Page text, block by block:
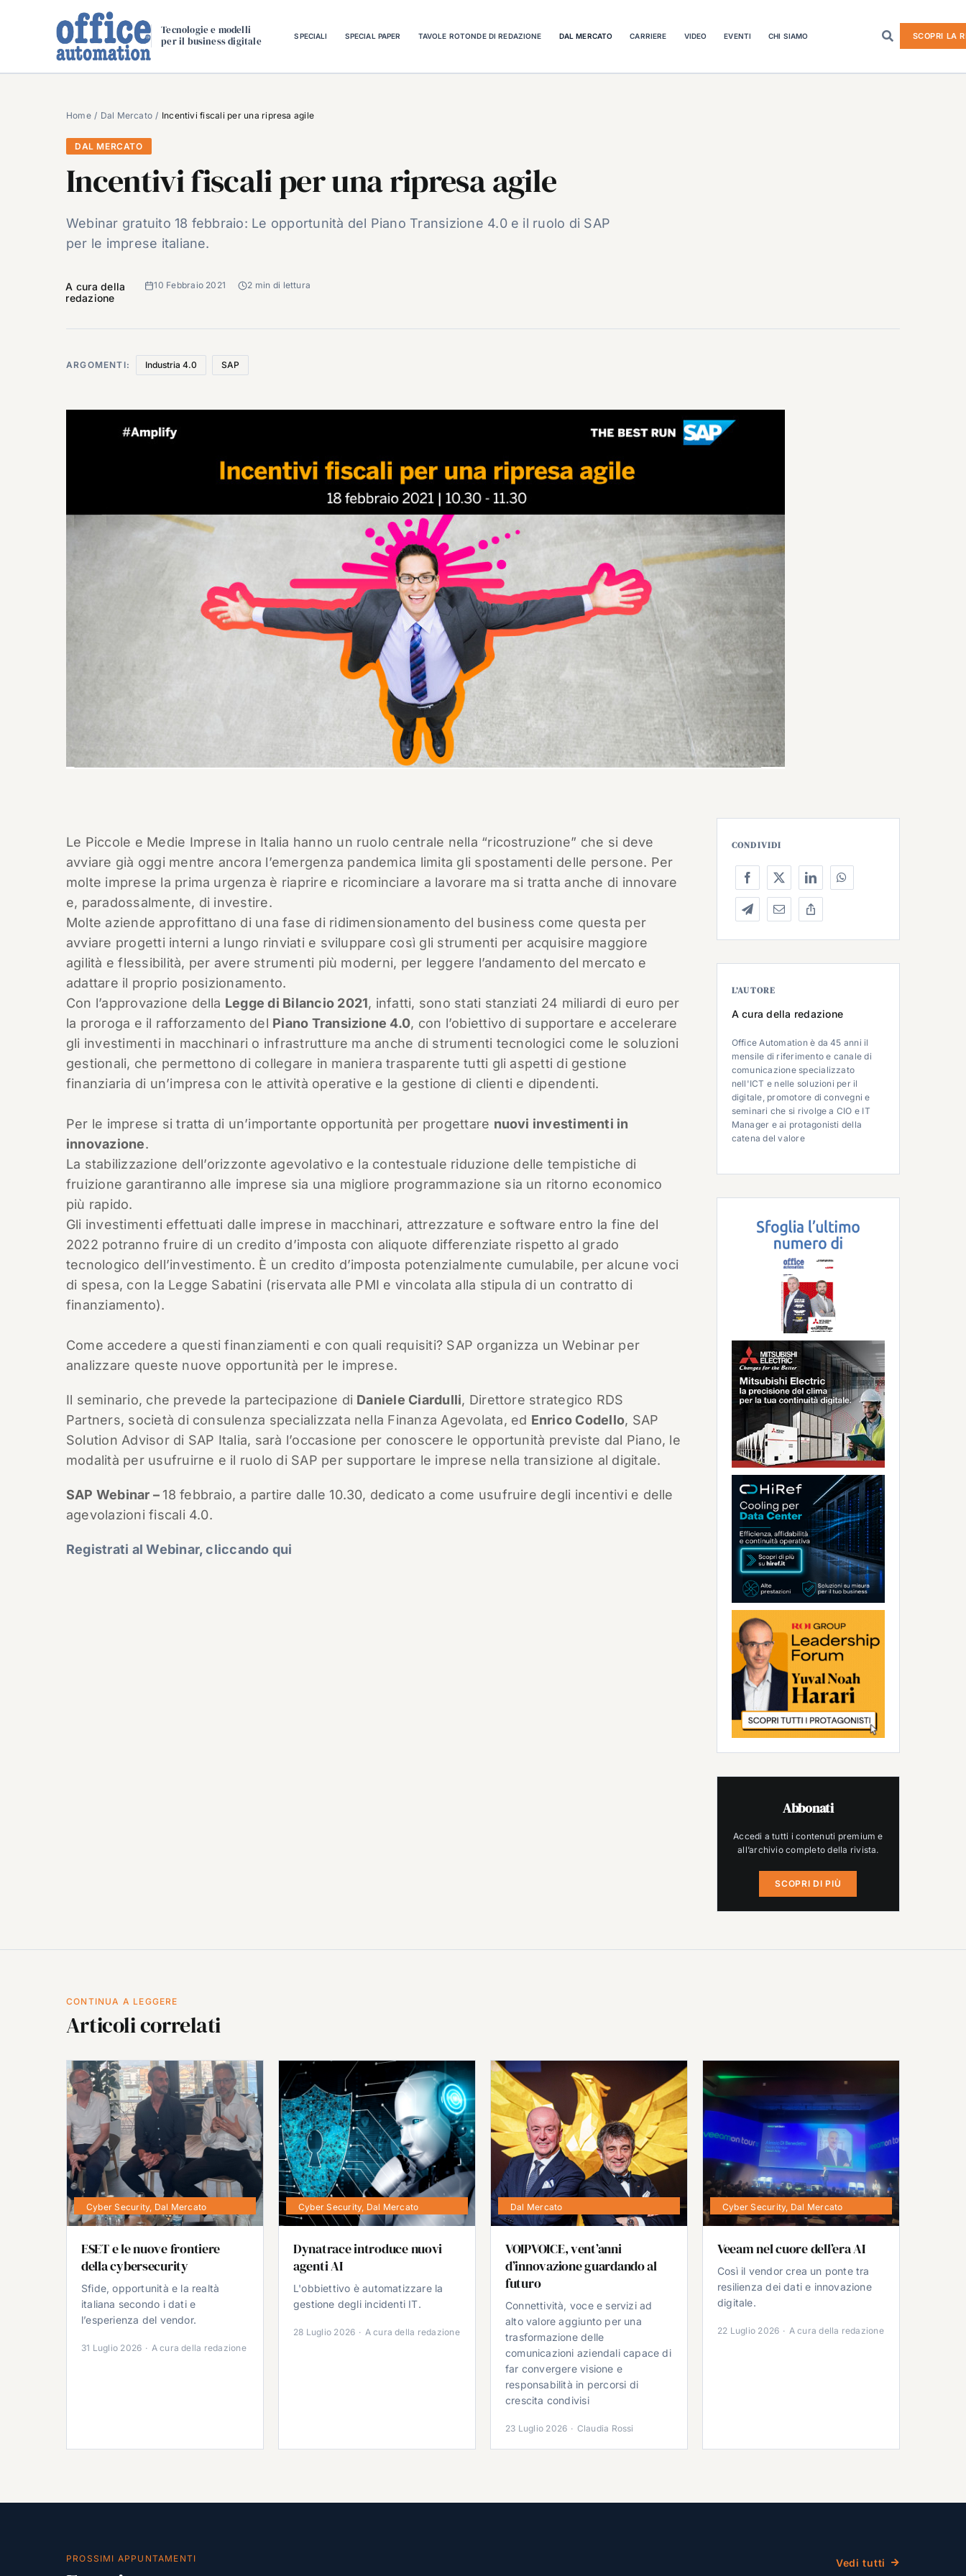
Tecnologie e modelli
per il business digitale
SPECIALI SPECIAL PAPER TAVOLE ROTONDE DI REDAZIONE DAL MERCATO CARRIERE VIDEO EVENTI CHI SIAMO SCOPRI LA
Home Dal Mercato Incentivi fiscali per una ripresa agile
DAL MERCATO
Incentivi fiscali per una ripresa agile
Webinar gratuito 18 febbraio: Le opportunità del Piano Transizione 4.0 e il ruolo di SAP
per le imprese italiane.
A cura della
redazione
10 Febbraio 2021 2 min di lettura
ARGOMENTI: Industria 4.0 SAP
Le Piccole e Medie Imprese in Italia hanno un ruolo centrale nella “ricostruzione” che si deve
avviare già oggi mentre ancora l’emergenza pandemica limita gli spostamenti delle persone. Per
molte imprese la prima urgenza è riaprire e ricominciare a lavorare ma si tratta anche di innovare
e, paradossalmente, di investire.
Molte aziende approfittano di una fase di ridimensionamento del business come questa per
avviare progetti interni a lungo rinviati e sviluppare così gli strumenti per acquisire maggiore
agilità e flessibilità, per avere strumenti più moderni, per leggere l’andamento del mercato e
adattare il proprio posizionamento.
Con l’approvazione della Legge di Bilancio 2021, infatti, sono stati stanziati 24 miliardi di euro per
la proroga e il rafforzamento del Piano Transizione 4.0, con l’obiettivo di supportare e accelerare
gli investimenti in macchinari o infrastrutture ma anche di strumenti tecnologici come le soluzioni
gestionali, che permettono di collegare in maniera trasparente tutti gli aspetti di gestione
finanziaria di un’impresa con le attività operative e la gestione di clienti e dipendenti.
Per le imprese si tratta di un’importante opportunità per progettare nuovi investimenti in
innovazione.
La stabilizzazione dell’orizzonte agevolativo e la contestuale riduzione delle tempistiche di
fruizione garantiranno alle imprese sia una migliore programmazione sia un ritorno economico
più rapido.
Gli investimenti effettuati dalle imprese in macchinari, attrezzature e software entro la fine del
2022 potranno fruire di un credito d’imposta con aliquote differenziate rispetto al grado
tecnologico dell’investimento. È un credito d’imposta potenzialmente cumulabile, per alcune voci
di spesa, con la Legge Sabatini (riservata alle PMI e vincolata alla stipula di un contratto di
finanziamento).
Come accedere a questi finanziamenti e con quali requisiti? SAP organizza un Webinar per
analizzare queste nuove opportunità per le imprese.
Il seminario, che prevede la partecipazione di Daniele Ciardulli, Direttore strategico RDS
Partners, società di consulenza specializzata nella Finanza Agevolata, ed Enrico Codello, SAP
Solution Advisor di SAP Italia, sarà l’occasione per conoscere le opportunità previste dal Piano, le
modalità per usufruirne e il ruolo di SAP per supportare le imprese nella transizione al digitale.
SAP Webinar –18 febbraio, a partire dalle 10.30, dedicato a come usufruire degli incentivi e delle
agevolazioni fiscali 4.0.
Registrati al Webinar, cliccando qui
CONDIVIDI
L’AUTORE
A cura della redazione
Office Automation è da 45 anni il
mensile di riferimento e canale di
comunicazione specializzato
nell'ICT e nelle soluzioni per il
digitale, promotore di convegni e
seminari che si rivolge a CIO e IT
Manager e ai protagonisti della
catena del valore
Abbonati
Accedi a tutti i contenuti premium e
all’archivio completo della rivista.
SCOPRI DI PIÙ
CONTINUA A LEGGERE
Articoli correlati
Cyber Security, Dal Mercato
ESET e le nuove frontiere
della cybersecurity
Sfide, opportunità e la realtà
italiana secondo i dati e
l’esperienza del vendor.
31 Luglio 2026 · A cura della redazione
Cyber Security, Dal Mercato
Dynatrace introduce nuovi
agenti AI
L'obbiettivo è automatizzare la
gestione degli incidenti IT.
28 Luglio 2026 · A cura della redazione
Dal Mercato
VOIPVOICE, vent’anni
d’innovazione guardando al
futuro
Connettività, voce e servizi ad
alto valore aggiunto per una
trasformazione delle
comunicazioni aziendali capace di
far convergere visione e
responsabilità in percorsi di
crescita condivisi
23 Luglio 2026 · Claudia Rossi
Cyber Security, Dal Mercato
Veeam nel cuore dell’era AI
Così il vendor crea un ponte tra
resilienza dei dati e innovazione
digitale.
22 Luglio 2026 · A cura della redazione
PROSSIMI APPUNTAMENTI Vedi tutti